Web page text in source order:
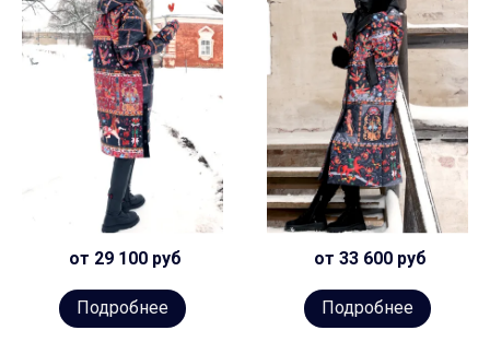
от 29 100 руб
Подробнее
от 33 600 руб
Подробнее